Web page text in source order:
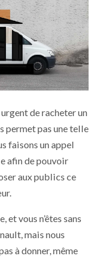
de racheter un
permet pas une telle
faisons un appel
afin de pouvoir
aux publics ce
et vous n’êtes sans
mais nous
à donner, même